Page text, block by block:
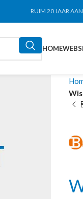
RUIM 20 JAAR
HOME